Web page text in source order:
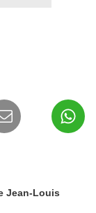
Jean-Louis